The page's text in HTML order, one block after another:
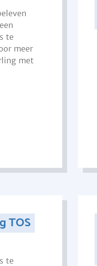
te
meer
met
TOS
te